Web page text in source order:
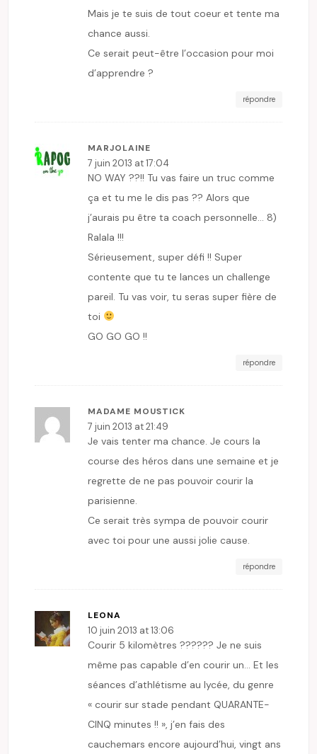
Mais je te suis de tout coeur et tente ma
chance aussi.
Ce serait peut-être l’occasion pour moi
d’apprendre ?
répondre
MARJOLAINE
7 juin 2013 at 17:04
NO WAY ??!! Tu vas faire un truc comme
ça et tu me le dis pas ?? Alors que
j’aurais pu être ta coach personnelle… 8)
Ralala !!!
Sérieusement, super défi !! Super
contente que tu te lances un challenge
pareil. Tu vas voir, tu seras super fière de
toi
GO GO GO !!
répondre
MADAME MOUSTICK
7 juin 2013 at 21:49
Je vais tenter ma chance. Je cours la
course des héros dans une semaine et je
regrette de ne pas pouvoir courir la
parisienne.
Ce serait très sympa de pouvoir courir
avec toi pour une aussi jolie cause.
répondre
LEONA
10 juin 2013 at 13:06
Courir 5 kilomètres ?????? Je ne suis
même pas capable d’en courir un… Et les
séances d’athlétisme au lycée, du genre
« courir sur stade pendant QUARANTE-
CINQ minutes !! », j’en fais des
cauchemars encore aujourd’hui, vingt ans